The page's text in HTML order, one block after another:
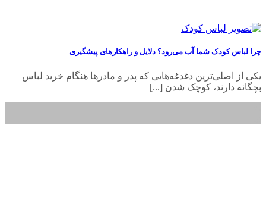
چرا لباس کودک شما آب می‌رود؟ دلایل و راهکارهای پیشگیری
یکی از اصلی‌ترین دغدغه‌هایی که پدر و مادرها هنگام خرید لباس
بچگانه دارند، کوچک شدن [...]